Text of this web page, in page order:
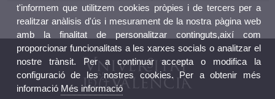
t'informem que utilitzem cookies pròpies i de tercers per a
realitzar anàlisis d'ús i mesurament de la nostra pàgina web
amb la finalitat de personalitzar continguts,així com
proporcionar funcionalitats a les xarxes socials o analitzar el
nostre trànsit. Per a continuar accepta o modifica la
configuració de les nostres cookies. Per a obtenir més
informació Més informació